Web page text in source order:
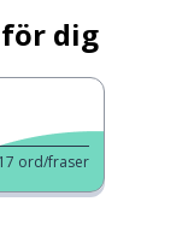
dig
17 ord/fraser